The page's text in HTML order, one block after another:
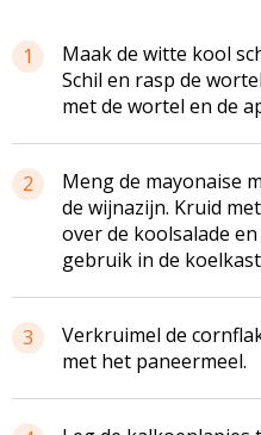
1
Maak de witte kool
Schil en rasp de
met de wortel en de
2
Meng de mayonaise
de wijnazijn. Kruid
over de koolsalade
gebruik in de
3
Verkruimel de
met het paneermeel.